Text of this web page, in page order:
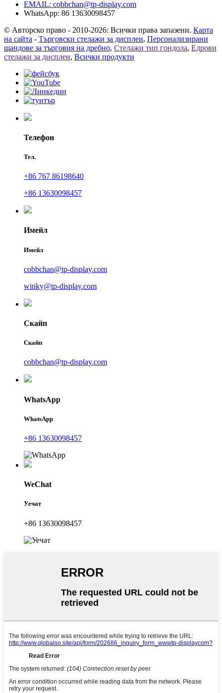
EMAIL: cobbchan@tp-display.com
WhatsApp: 86 13630098457
© Авторско право - 2010-2026: Всички права запазени. Карта
на сайта - Търговски стелажи за дисплеи, Персонализирани
щандове за търговия на дребно, Стелажи тип гондола, Едрови
стелажи за дисплеи, Всички продукти
Телефон
Тел.
+86 767 86198640
+86 13630098457
Имейл
Имейл
cobbchan@tp-display.com
winky@tp-display.com
Скайп
Скайп
cobbchan@tp-display.com
WhatsApp
WhatsApp
+86 13630098457
WeChat
Уечат
+86 13630098457